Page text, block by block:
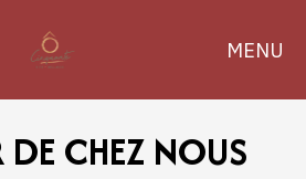
MENU
CHEZ NOUS